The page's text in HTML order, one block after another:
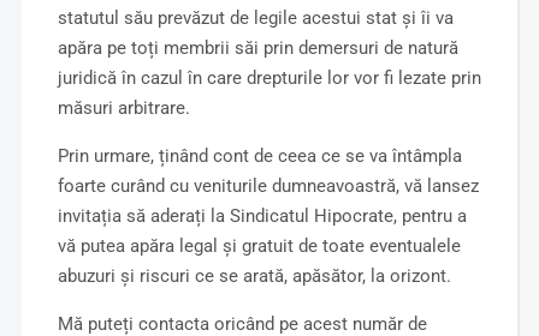
statutul său prevăzut de legile acestui stat și îi va
apăra pe toți membrii săi prin demersuri de natură
juridică în cazul în care drepturile lor vor fi lezate prin
măsuri arbitrare.
Prin urmare, ținând cont de ceea ce se va întâmpla
foarte curând cu veniturile dumneavoastră, vă lansez
invitația să aderați la Sindicatul Hipocrate, pentru a
vă putea apăra legal și gratuit de toate eventualele
abuzuri și riscuri ce se arată, apăsător, la orizont.
Mă puteți contacta oricând pe acest număr de